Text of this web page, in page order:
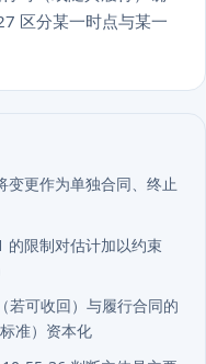
区分某一时点与某一
变更作为单独合同、终止
的限制对估计加以约束
若可收回）与履行合同的
准）资本化